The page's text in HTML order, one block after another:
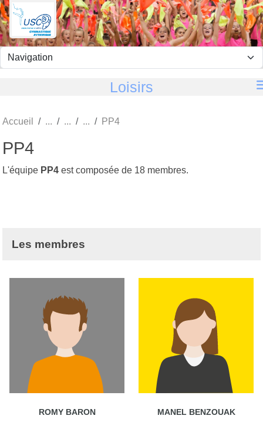
Loisirs
Accueil PP4
PP4
L'équipe PP4 est composée de 18 membres.
Les membres
ROMY BARON MANEL BENZOUAK
Panneau de gestion des cookies